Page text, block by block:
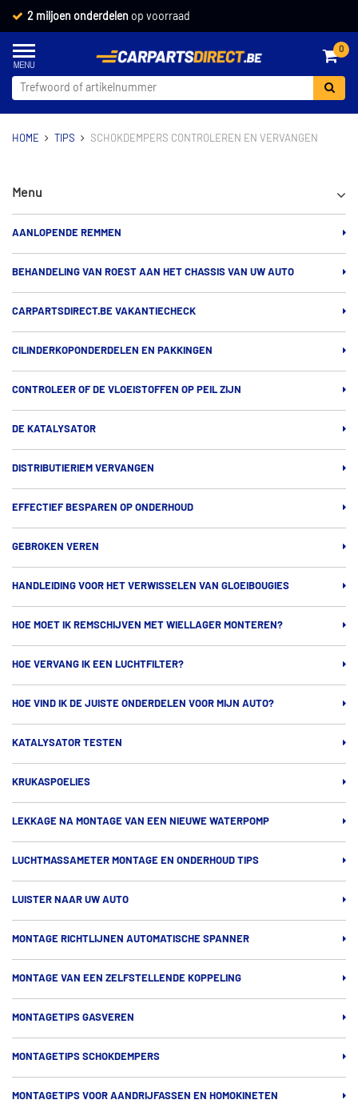
2 miljoen onderdelen op voorraad
0
HOME TIPS SCHOKDEMPERS CONTROLEREN EN VERVANGEN
Menu
AANLOPENDE REMMEN
BEHANDELING VAN ROEST AAN HET CHASSIS VAN UW AUTO
CARPARTSDIRECT.BE VAKANTIECHECK
CILINDERKOPONDERDELEN EN PAKKINGEN
CONTROLEER OF DE VLOEISTOFFEN OP PEIL ZIJN
DE KATALYSATOR
DISTRIBUTIERIEM VERVANGEN
EFFECTIEF BESPAREN OP ONDERHOUD
GEBROKEN VEREN
HANDLEIDING VOOR HET VERWISSELEN VAN GLOEIBOUGIES
HOE MOET IK REMSCHIJVEN MET WIELLAGER MONTEREN?
HOE VERVANG IK EEN LUCHTFILTER?
HOE VIND IK DE JUISTE ONDERDELEN VOOR MIJN AUTO?
KATALYSATOR TESTEN
KRUKASPOELIES
LEKKAGE NA MONTAGE VAN EEN NIEUWE WATERPOMP
LUCHTMASSAMETER MONTAGE EN ONDERHOUD TIPS
LUISTER NAAR UW AUTO
MONTAGE RICHTLIJNEN AUTOMATISCHE SPANNER
MONTAGE VAN EEN ZELFSTELLENDE KOPPELING
MONTAGETIPS GASVEREN
MONTAGETIPS SCHOKDEMPERS
MONTAGETIPS VOOR AANDRIJFASSEN EN HOMOKINETEN